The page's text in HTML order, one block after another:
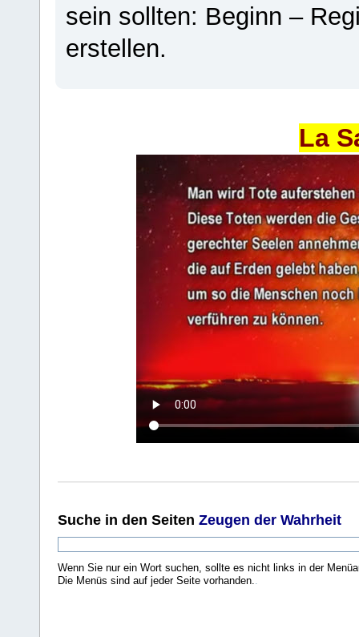
sein sollten: Beginn –
erstellen.
La
Suche in den Seiten Zeugen der Wahrheit
Wenn Sie nur ein Wort suchen, sollte es nicht links in der
Die Menüs sind auf jeder Seite vorhanden..